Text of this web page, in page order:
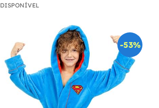
DISPONÍVEL
-53%